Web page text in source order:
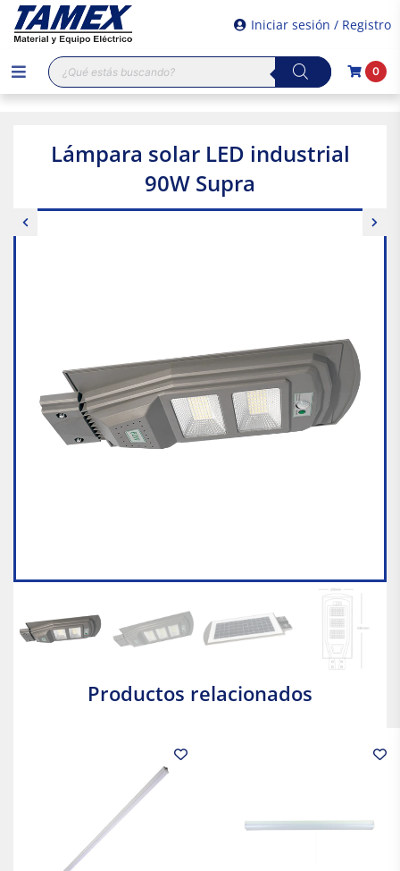
Iniciar sesión / Registro
Búsqueda
de
productos
0
Lámpara solar LED industrial
90W Supra
Productos relacionados